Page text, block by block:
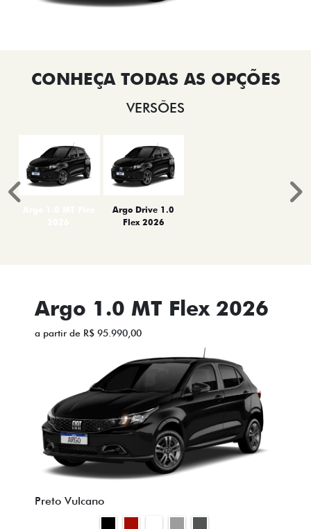
VERSÕES
Argo Drive 1.0
Flex 2026
Anterior
Argo 1.0 MT Flex 2026
a partir de R$ 95.990,00
Preto Vulcano